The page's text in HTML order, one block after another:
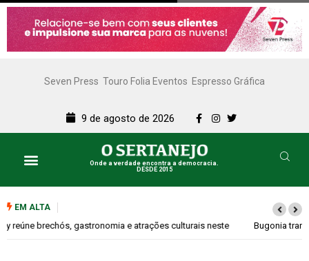
Seven Press Touro Folia Eventos Espresso Gráfica
9 de agosto de 2026
Onde a verdade encontra a democracia.
DESDE 2015
EM ALTA
Bugonia transforma paranoia e conspiração em um suspense imprevisível